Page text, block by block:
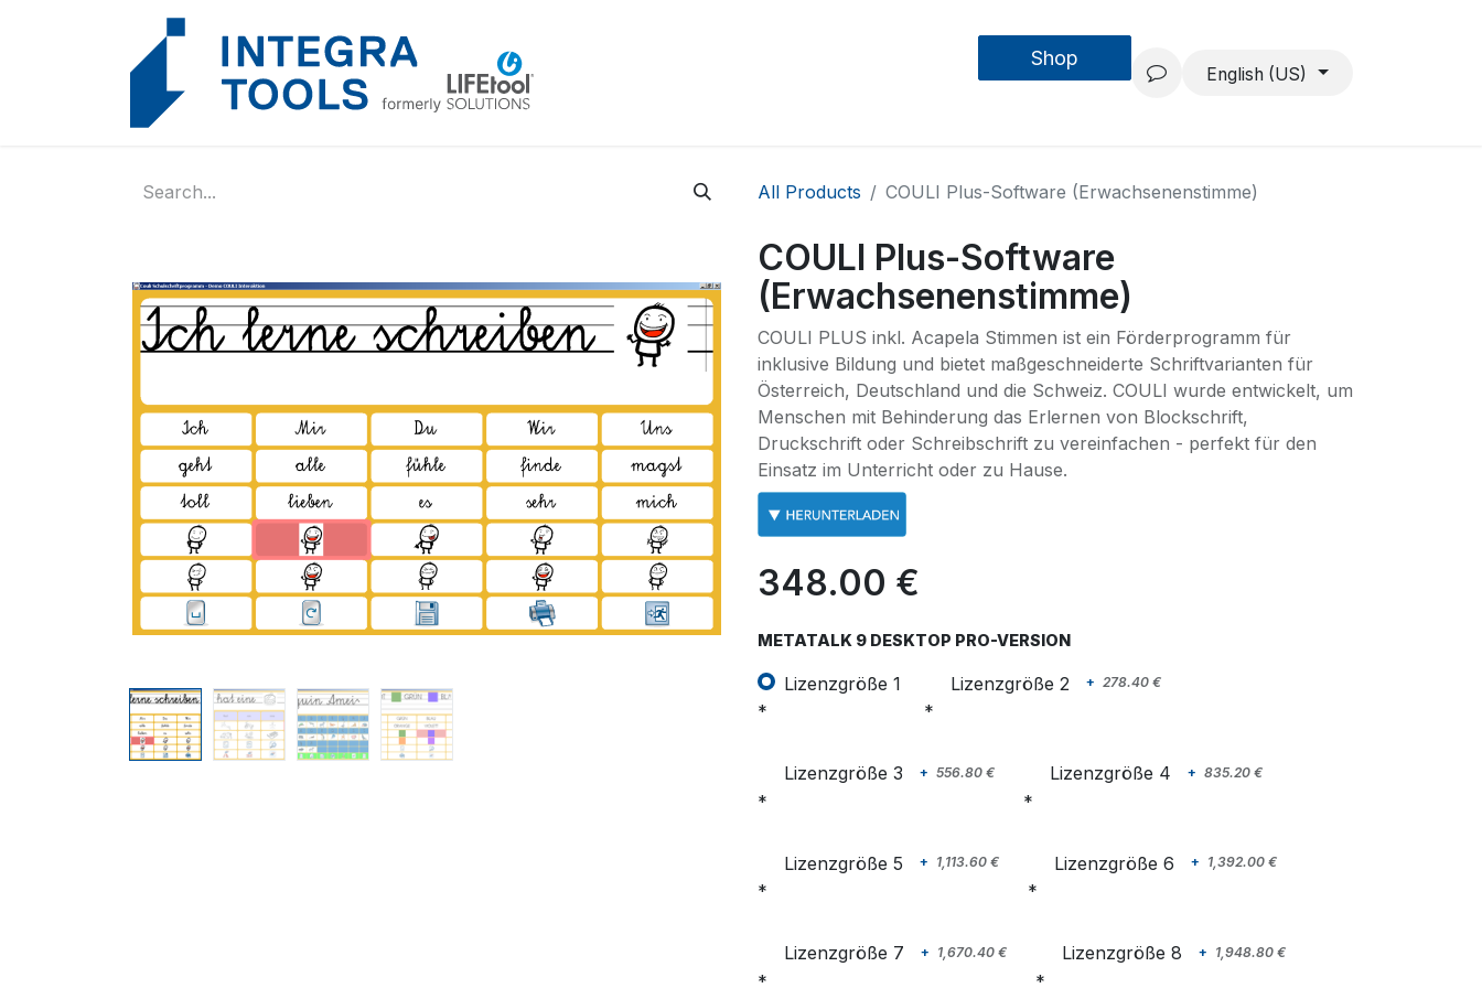
Forschung & Entwicklung Projekte
Shop
English (US)
All Products COULI Plus-Software (Erwachsenenstimme)
COULI Plus-Software
(Erwachsenenstimme)
COULI PLUS inkl. Acapela Stimmen ist ein Förderprogramm für
inklusive Bildung und bietet maßgeschneiderte Schriftvarianten für
Österreich, Deutschland und die Schweiz. COULI wurde entwickelt, um
Menschen mit Behinderung das Erlernen von Blockschrift,
Druckschrift oder Schreibschrift zu vereinfachen - perfekt für den
Einsatz im Unterricht oder zu Hause.
348.00 €
METATALK 9 DESKTOP PRO-VERSION
Lizenzgröße 1 Lizenzgröße 2 + 278.40 €
Lizenzgröße 3 + 556.80 € Lizenzgröße 4 + 835.20€
Lizenzgröße 5 + 1,113.60 € Lizenzgröße 6 + 1,392.00€
Lizenzgröße 7 + 1,670.40 € Lizenzgröße 8 + 1,948.80€
Cookies management panel